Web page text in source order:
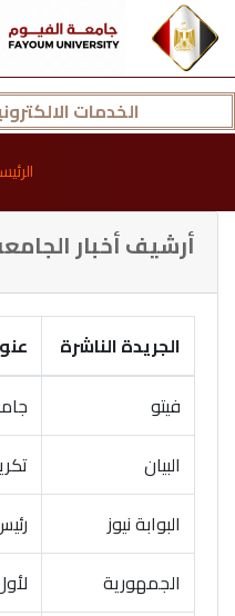
الخدمات
أرشيف أخبار
الجريدة الناشرة
فيتو
البيان
البوابة نيوز
الجمهورية